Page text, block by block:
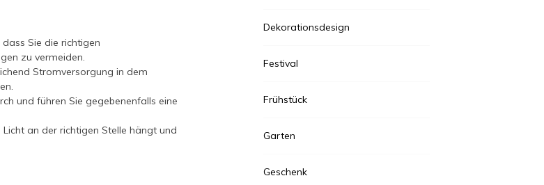
Sie die richtigen
zu vermeiden.
Stromversorgung in dem
und führen Sie gegebenenfalls eine
Licht an der richtigen Stelle hängt und
Dekorationsdesign
Festival
Frühstück
Garten
Geschenk